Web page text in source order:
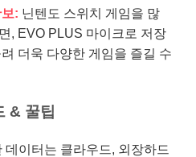
: 닌텐도 스위치 게임을 많
, EVO PLUS 마이크로 저장
더욱 다양한 게임을 즐길 수
& 꿀팁
데이터는 클라우드, 외장하드